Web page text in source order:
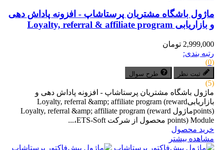
ماژول باشگاه مشتریان پرستاشاپ - افزونه پاداش دهی
و بازاریابی Loyalty, referral & affiliate program
2,999,000 تومان
رتبه بندی:
(0)
ثبت نظر طرح سوال
(5)
ماژول باشگاه مشتریان پرستاشاپ - افزونه پاداش دهی و
بازاریابیLoyalty, referral &amp; affiliate program (reward
points)ماژول Loyalty, referral &amp; affiliate program (reward
points) Module محصول از شرکت ETS-Soft،...
خرید محصول
مشاهده بیشتر